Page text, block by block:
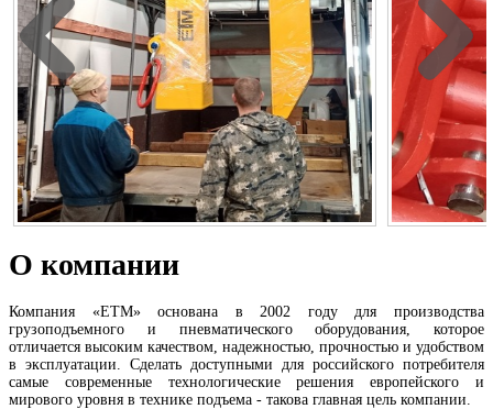
О компании
Компания «ЕТМ» основана в 2002 году для производства
грузоподъемного и пневматического оборудования, которое
отличается высоким качеством, надежностью, прочностью и удобством
в эксплуатации. Сделать доступными для российского потребителя
самые современные технологические решения европейского и
мирового уровня в технике подъема - такова главная цель компании.